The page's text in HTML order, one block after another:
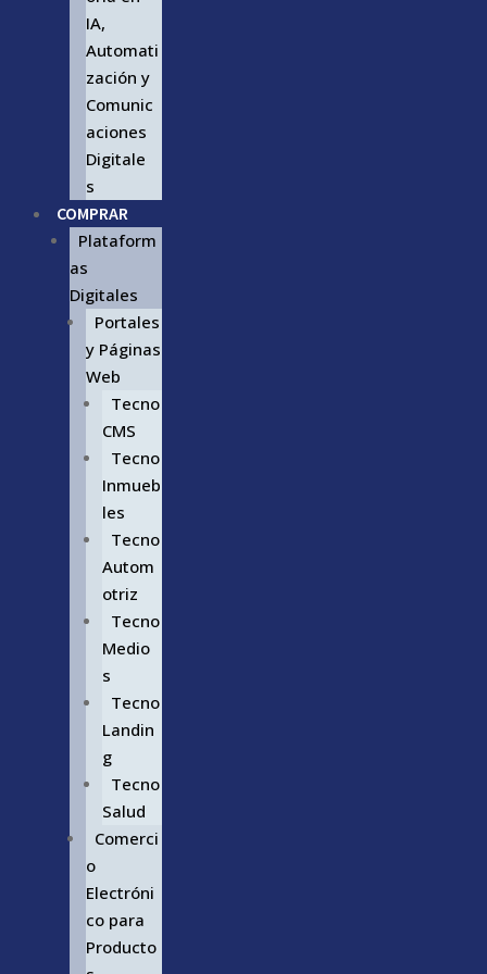
IA,
Automati
zación y
Comunic
aciones
Digitale
s
COMPRAR
Plataform
as
Digitales
Portales
y Páginas
Web
Tecno
CMS
Tecno
Inmueb
les
Tecno
Autom
otriz
Tecno
Medio
s
Tecno
Landin
g
Tecno
Salud
Comerci
o
Electróni
co para
Producto